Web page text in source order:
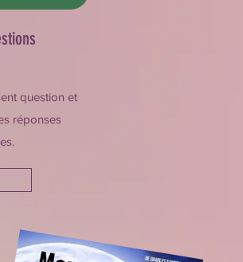
question et
réponses